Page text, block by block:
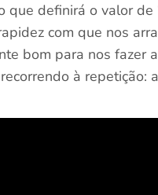
que definirá o valor de
com que nos
bom para nos fazer
à repetição: